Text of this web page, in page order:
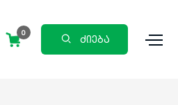
0
ძიება